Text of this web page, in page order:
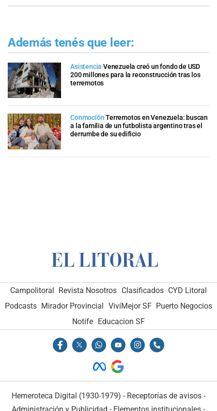
Además tenés que leer:
Asistencia Venezuela creó un fondo de USD
200 millones para la reconstrucción tras los
terremotos
ConmociónTerremotos en Venezuela: buscan
a la familia de un futbolista argentino tras el
derrumbe de su edificio
Campolitoral Revista Nosotros Clasificados CYD Litoral
Podcasts Mirador Provincial VivíMejor SF Puerto Negocios
Notife Educacion SF
Hemeroteca Digital (1930-1979) - Receptorías de avisos -